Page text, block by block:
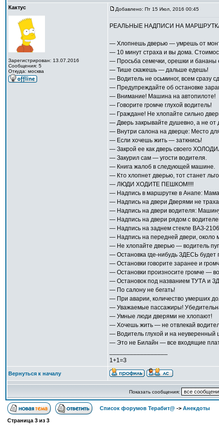
Кактус
Зарегистрирован: 13.07.2016
Сообщения: 5
Откуда: москва
Добавлено: Пт 15 Июл, 2016 00:45
РЕАЛЬНЫЕ НАДПИСИ НА
— Хлопнешь дверью — умрешь от
— 10 минут стpаха и вы дома.
— Просьба семечки, орешки и бананы
— Тише скажешь — дальше едешь!
— Водитель не осьминог, всем сразу
— Предупреждайте об остановке
— Внимание! Машина на автопилоте!
— Говорите громче глухой водитель!
— Граждане! Не хлопайте сильно
— Дверь закрывайте душевно, а не от
— Внутри салона на дверце: Место
— Если хочешь жить — заткнись!
— Закрой ее как дверь своего
— Закурил сам — угости водителя.
— Книга жалоб в следующей машине.
— Кто хлопнет дверью, тот станет
— ЛЮДИ ХОДИТЕ ПЕШКОМ!!!!
— Надпись в маршрутке в Анапе:
— Надпись на двери Дверями не
— Надпись на двери водителя:
— Надпись на двери рядом с
— Надпись на заднем стекле ВАЗ-2106
— Надпись на передней двери, около
— Не хлопайте дверью — водитель
— Остановка где-нибудь ЗДЕСЬ будет
— Остановки говорите заранее и
— Остановки произносите громче —
— Остановок под названием ТУТА и
— По салону не бегать!
— При аварии, количество умерших
— Уважаемые пассажиры!
— Умные люди дверями не хлопают!
— Хочешь жить — не отвлекай
— Водитель глухой и на неуверенный
— Это не Билайн — все входящие
1+1=3
Вернуться к началу
Показать сообщения:
Список форумов Терабит@ -> Анекдоты
Страница 3 из 3